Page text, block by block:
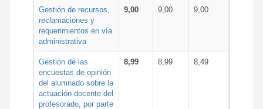
Gestión de recursos,
reclamaciones y
requerimientos en vía
administrativa
9,00 9,00 9,00
Gestión de las
encuestas de opinión
del alumnado sobre la
actuación docente del
profesorado, por parte
8,99 8,99 8,49